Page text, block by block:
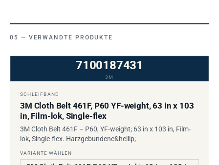
VERWANDTE PRODUKTE
7100187431
3M
SCHLEIFBAND
3M Cloth Belt 461F, P60 YF-weight, 63 in x 103
in, Film-lok, Single-flex
3M Cloth Belt 461F – P60, YF-weight; 63 in x 103 in, Film-
lok, Single-flex. Harzgebundene&hellip;
VARIANTE WÄHLEN